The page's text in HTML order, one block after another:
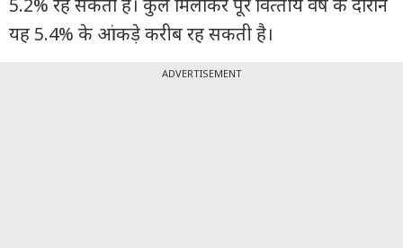
वीडियो
ट्रेंडिंग
5.2% रह सकता है। कुल म‍िलाकर पूरे व‍ित्‍तीय वर्ष के दौरान
यह 5.4% के आंकड़े करीब रह सकती है।
ADVERTISEMENT